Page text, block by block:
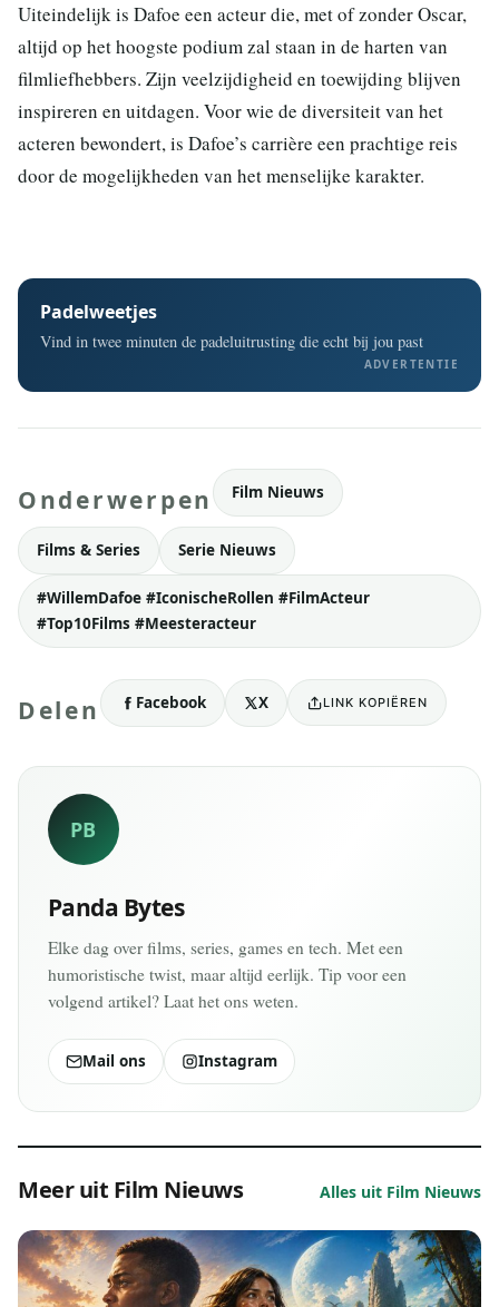
Uiteindelijk is Dafoe een acteur die, met of zonder Oscar,
altijd op het hoogste podium zal staan in de harten van
filmliefhebbers. Zijn veelzijdigheid en toewijding blijven
inspireren en uitdagen. Voor wie de diversiteit van het
acteren bewondert, is Dafoe’s carrière een prachtige reis
door de mogelijkheden van het menselijke karakter.
Padelweetjes
Vind in twee minuten de padeluitrusting die echt bij jou past
ADVERTENTIE
Onderwerpen Film Nieuws
Films & Series Serie Nieuws
#WillemDafoe #IconischeRollen #FilmActeur
#Top10Films #Meesteracteur
Delen Facebook X LINK KOPIËREN
PB
Panda Bytes
Elke dag over films, series, games en tech. Met een
humoristische twist, maar altijd eerlijk. Tip voor een
volgend artikel? Laat het ons weten.
Mail ons Instagram
Meer uit Film Nieuws Alles uit Film Nieuws